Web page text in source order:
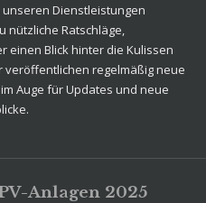
Dienstleistungen
nützliche Ratschläge,
einen Blick hinter die Kulissen
veröffentlichen regelmäßig neue
Auge für Updates und neue
Anlagen 2025